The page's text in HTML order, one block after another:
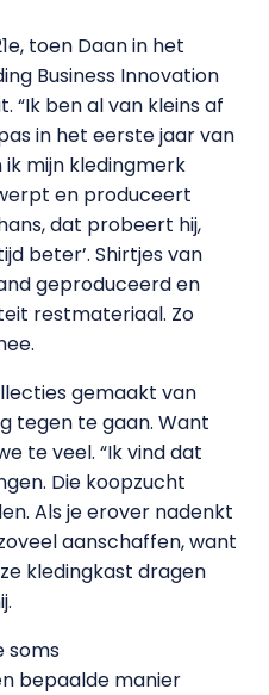
toen Daan in het
Business Innovation
“Ik ben al van kleins af
in het eerste jaar van
ik mijn kledingmerk
en produceert
dat probeert hij,
beter’. Shirtjes van
geproduceerd en
restmateriaal. Zo
gemaakt van
tegen te gaan. Want
te veel. “Ik vind dat
Die koopzucht
Als je erover nadenkt
aanschaffen, want
kledingkast dragen
soms
bepaalde manier